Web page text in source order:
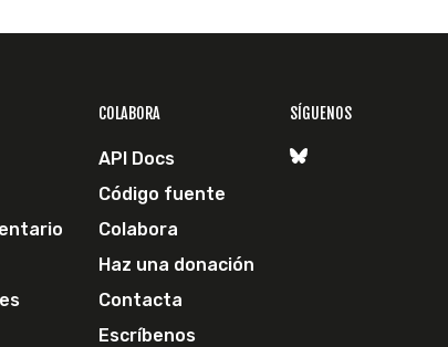
COLABORA
API Docs
Código fuente
Colabora
Haz una donación
Contacta
Escríbenos
SÍGUENOS